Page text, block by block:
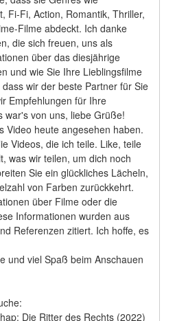
Fi-Fi, Action, Romantik, Thriller,
Filme abdeckt. Ich danke
die sich freuen, uns als
über das diesjährige
und wie Sie Ihre Lieblingsfilme
wir der beste Partner für Sie
Empfehlungen für Ihre
war's von uns, liebe Grüße!
Video heute angesehen haben.
Videos, die ich teile. Like, teile
was wir teilen, um dich noch
Sie ein glückliches Lächeln,
von Farben zurückkehrt.
über Filme oder die
Informationen wurden aus
Referenzen zitiert. Ich hoffe, es
viel Spaß beim Anschauen
Die Ritter des Rechts (2022)